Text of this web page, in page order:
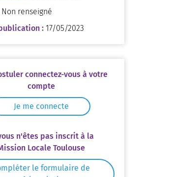
Non renseigné
: 17/05/2023
connectez-vous à votre
compte
Je me connecte
n'êtes pas inscrit à la
Locale Toulouse
le formulaire de